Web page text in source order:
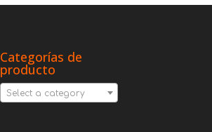
Categorías de
producto
Select a category